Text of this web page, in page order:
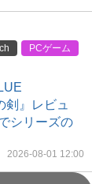
PCゲーム
剣』レビュ
シリーズの
2026-08-01 12:00